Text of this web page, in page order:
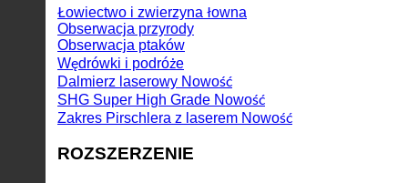
Łowiectwo i zwierzyna łowna
Obserwacja przyrody
Obserwacja ptaków
Wędrówki i podróże
Dalmierz laserowy
SHG Super High Grade
Zakres Pirschlera z laserem
ROZSZERZENIE